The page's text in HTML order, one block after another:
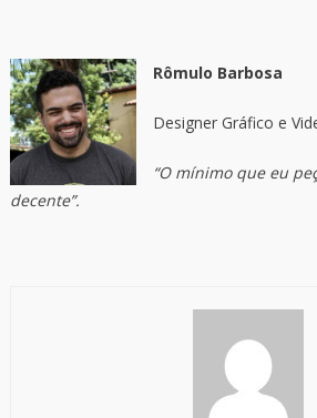
Rômulo Barbosa
Designer Gráfico e
“O mínimo que eu
decente”.